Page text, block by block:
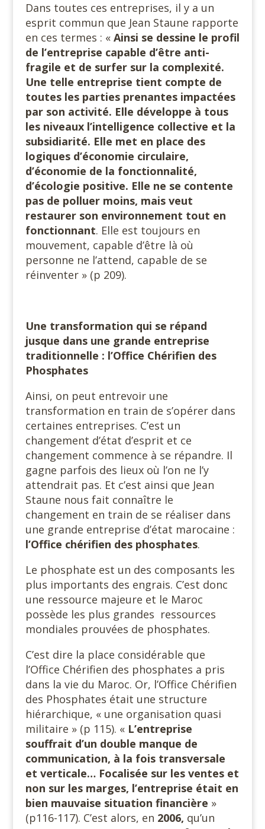
Dans toutes ces entreprises, il y a un
esprit commun que Jean Staune rapporte
en ces termes : « Ainsi se dessine le profil
de l’entreprise capable d’être anti-
fragile et de surfer sur la complexité.
Une telle entreprise tient compte de
toutes les parties prenantes impactées
par son activité. Elle développe à tous
les niveaux l’intelligence collective et la
subsidiarité. Elle met en place des
logiques d’économie circulaire,
d’économie de la fonctionnalité,
d’écologie positive. Elle ne se contente
pas de polluer moins, mais veut
restaurer son environnement tout en
fonctionnant. Elle est toujours en
mouvement, capable d’être là où
personne ne l’attend, capable de se
réinventer » (p 209).
Une transformation qui se répand
jusque dans une grande entreprise
traditionnelle : l’Office Chérifien des
Phosphates
Ainsi, on peut entrevoir une
transformation en train de s’opérer dans
certaines entreprises. C’est un
changement d’état d’esprit et ce
changement commence à se répandre. Il
gagne parfois des lieux où l’on ne l’y
attendrait pas. Et c’est ainsi que Jean
Staune nous fait connaître le
changement en train de se réaliser dans
une grande entreprise d’état marocaine :
l’Office chérifien des phosphates.
Le phosphate est un des composants les
plus importants des engrais. C’est donc
une ressource majeure et le Maroc
possède les plus grandes ressources
mondiales prouvées de phosphates.
C’est dire la place considérable que
l’Office Chérifien des phosphates a pris
dans la vie du Maroc. Or, l’Office Chérifien
des Phosphates était une structure
hiérarchique, « une organisation quasi
militaire » (p 115). « L’entreprise
souffrait d’un double manque de
communication, à la fois transversale
et verticale… Focalisée sur les ventes et
non sur les marges, l’entreprise était en
bien mauvaise situation financière »
(p116-117). C’est alors, en 2006, qu’un